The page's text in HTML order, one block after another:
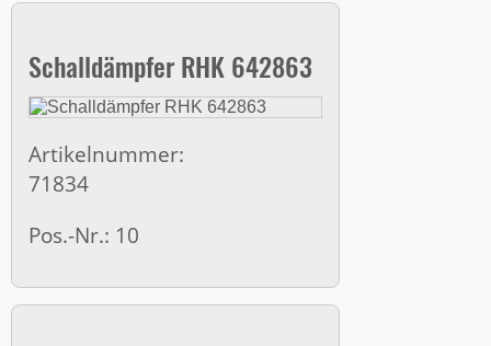
Schalldämpfer RHK 642863
Artikelnummer:
71834
Pos.-Nr.: 10